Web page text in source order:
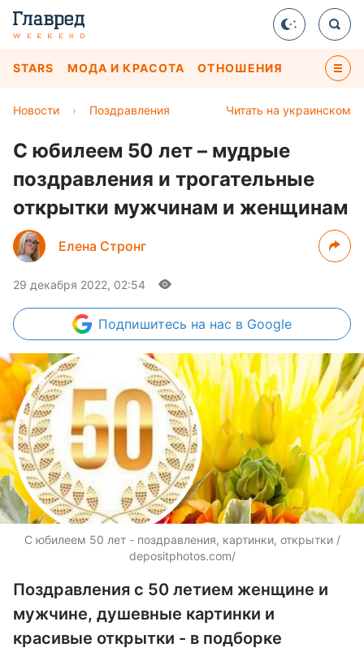
STARS МОДА И КРАСОТА ОТНОШЕНИЯ
Читать на украинском
Новости › Поздравления
С юбилеем 50 лет – мудрые
поздравления и трогательные
открытки мужчинам и женщинам
Елена Стронг
29 декабря 2022, 02:54
Подпишитесь на нас в Google
С юбилеем 50 лет - поздравления, картинки, открытки /
depositphotos.com/
Поздравления с 50 летием женщине и
мужчине, душевные картинки и
красивые открытки - в подборке